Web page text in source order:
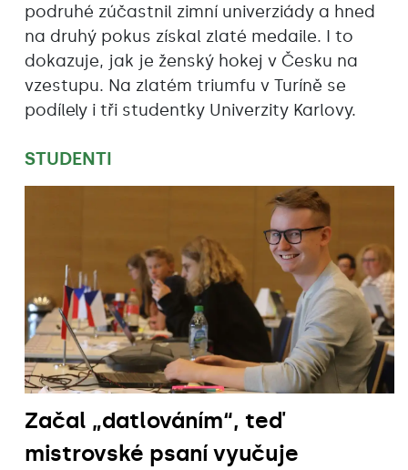
podruhé zúčastnil zimní univerziády a hned
na druhý pokus získal zlaté medaile. I to
dokazuje, jak je ženský hokej v Česku na
vzestupu. Na zlatém triumfu v Turíně se
podílely i tři studentky Univerzity Karlovy.
STUDENTI
Začal „datlováním“, teď
mistrovské psaní vyučuje